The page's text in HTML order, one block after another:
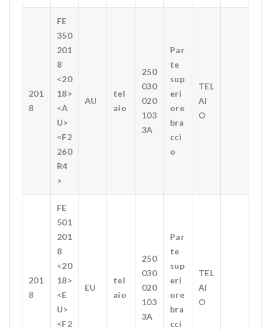
201
8
FE
350
201
8
<20
18>
<A
U>
<F2
260
R4
>
AU
tel
aio
250
030
020
103
3A
Par
te
sup
eri
ore
bra
cci
o
TEL
AI
O
201
8
FE
501
201
8
<20
18>
<E
U>
<F2
EU
tel
aio
250
030
020
103
3A
Par
te
sup
eri
ore
bra
cci
TEL
AI
O